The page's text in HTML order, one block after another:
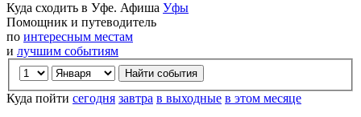
Куда сходить в Уфе. Афиша Уфы
Помощник и путеводитель
по интересным местам
и лучшим событиям
Куда пойти сегодня завтра в выходные в этом месяце